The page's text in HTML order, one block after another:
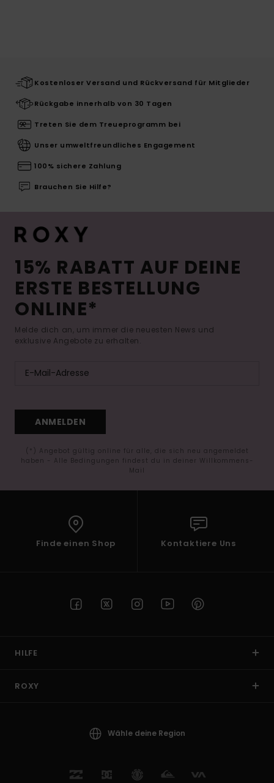
Kostenloser Versand und Rückversand für Mitglieder
Rückgabe innerhalb von 30 Tagen
Treten Sie dem Treueprogramm bei
Unser umweltfreundliches Engagement
100% sichere Zahlung
Brauchen Sie Hilfe?
15% RABATT AUF DEINE
ERSTE BESTELLUNG
ONLINE*
Melde dich an, um immer die neuesten News und
exklusive Angebote zu erhalten.
ANMELDEN
(*) Angebot gültig online für alle, die sich neu angemeldet
haben - Alle Bedingungen findest du in deiner Willkommens-
Mail
Finde einen Shop Kontaktiere Uns
HILFE
ROXY
Wähle deine Region